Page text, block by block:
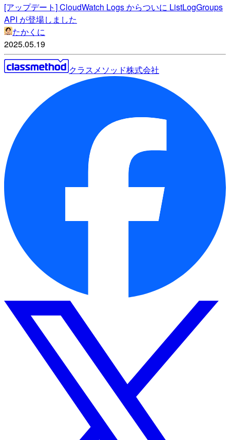
[アップデート] CloudWatch Logs からついに ListLogGroups
API が登場しました
たかくに
2025.05.19
クラスメソッド株式会社